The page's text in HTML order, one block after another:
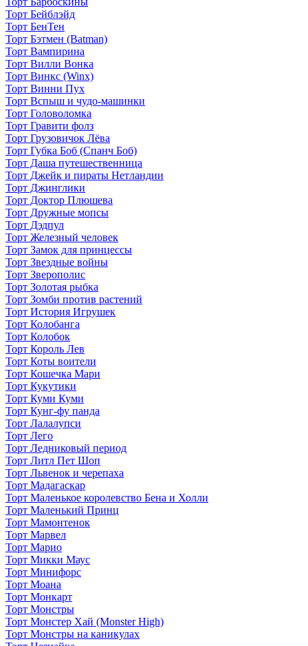
Торт Бейблэйд
Торт БенТен
Торт Бэтмен (Batman)
Торт Вампирина
Торт Вилли Вонка
Торт Винкс (Winx)
Торт Винни Пух
Торт Вспыш и чудо-машинки
Торт Головоломка
Торт Гравити фолз
Торт Грузовичок Лёва
Торт Губка Боб (Спанч Боб)
Торт Даша путешественница
Торт Джейк и пираты Нетландии
Торт Джинглики
Торт Доктор Плюшева
Торт Дружные мопсы
Торт Дэдпул
Торт Железный человек
Торт Замок для принцессы
Торт Звездные войны
Торт Зверополис
Торт Золотая рыбка
Торт Зомби против растений
Торт История Игрушек
Торт Колобанга
Торт Колобок
Торт Король Лев
Торт Коты воители
Торт Кошечка Мари
Торт Кукутики
Торт Куми Куми
Торт Кунг-фу панда
Торт Лалалупси
Торт Лего
Торт Ледниковый период
Торт Литл Пет Шоп
Торт Львенок и черепаха
Торт Мадагаскар
Торт Маленькое королевство Бена и Холли
Торт Маленький Принц
Торт Мамонтенок
Торт Марвел
Торт Марио
Торт Микки Маус
Торт Минифорс
Торт Моана
Торт Монкарт
Торт Монстры
Торт Монстер Хай (Monster High)
Торт Монстры на каникулах